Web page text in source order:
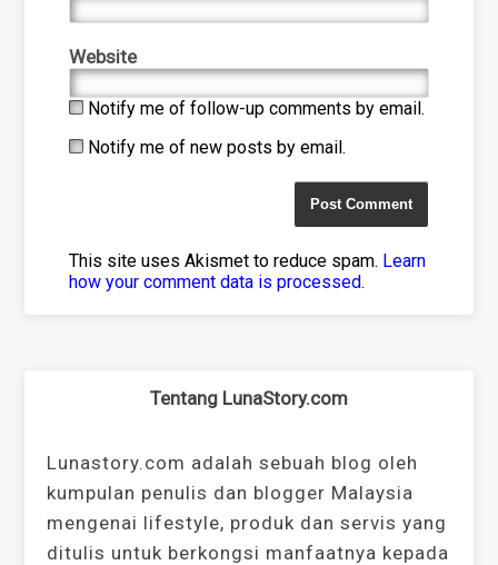
Website
Notify me of follow-up comments by email.
Notify me of new posts by email.
This site uses Akismet to reduce spam. Learn
how your comment data is processed.
Tentang LunaStory.com
Lunastory.com adalah sebuah blog oleh
kumpulan penulis dan blogger Malaysia
mengenai lifestyle, produk dan servis yang
ditulis untuk berkongsi manfaatnya kepada